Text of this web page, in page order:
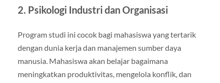
2. Psikologi Industri dan Organisasi
Program studi ini cocok bagi mahasiswa yang tertarik
dengan dunia kerja dan manajemen sumber daya
manusia. Mahasiswa akan belajar bagaimana
meningkatkan produktivitas, mengelola konflik, dan